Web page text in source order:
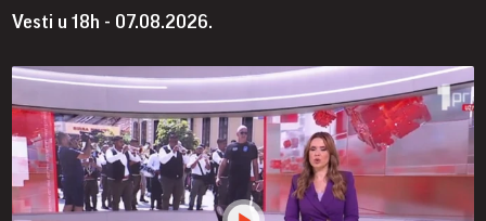
Vesti u 18h - 07.08.2026.